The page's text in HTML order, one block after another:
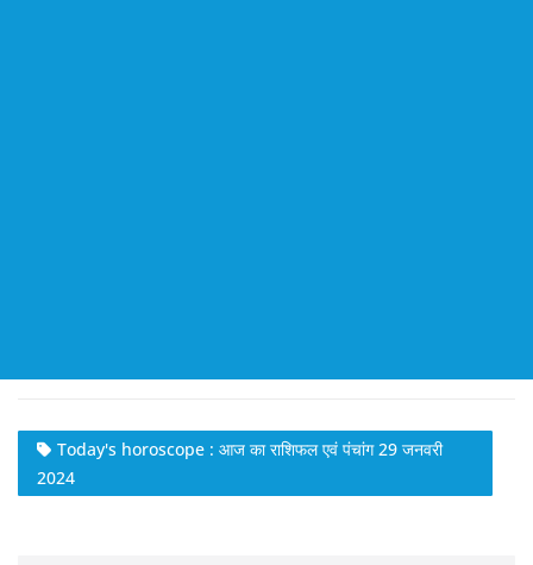
Today's horoscope : आज का राशिफल एवं पंचांग 29 जनवरी
2024